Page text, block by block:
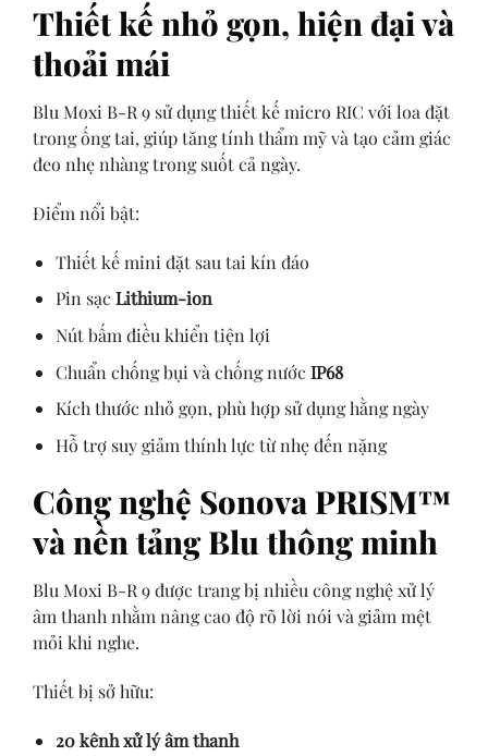
Thiết kế nhỏ gọn, hiện đại và
thoải mái
Blu Moxi B-R 9 sử dụng thiết kế micro RIC với loa đặt
trong ống tai, giúp tăng tính thẩm mỹ và tạo cảm giác
đeo nhẹ nhàng trong suốt cả ngày.
Điểm nổi bật:
Thiết kế mini đặt sau tai kín đáo
Pin sạc Lithium-ion
Nút bấm điều khiển tiện lợi
Chuẩn chống bụi và chống nước IP68
Kích thước nhỏ gọn, phù hợp sử dụng hằng ngày
Hỗ trợ suy giảm thính lực từ nhẹ đến nặng
Công nghệ Sonova PRISM™
và nền tảng Blu thông minh
Blu Moxi B-R 9 được trang bị nhiều công nghệ xử lý
âm thanh nhằm nâng cao độ rõ lời nói và giảm mệt
mỏi khi nghe.
Thiết bị sở hữu:
20 kênh xử lý âm thanh